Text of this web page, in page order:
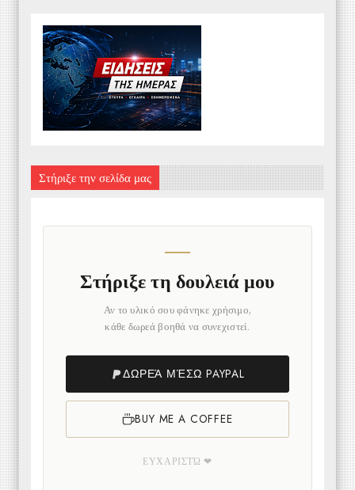
Στήριξε την σελίδα μας
Στήριξε τη δουλειά μου
Αν το υλικό σου φάνηκε χρήσιμο,
κάθε δωρεά βοηθά να συνεχιστεί.
ΔΩΡΕΆ ΜΈΣΩ PAYPAL
BUY ME A COFFEE
ΕΥΧΑΡΙΣΤΏ ❤